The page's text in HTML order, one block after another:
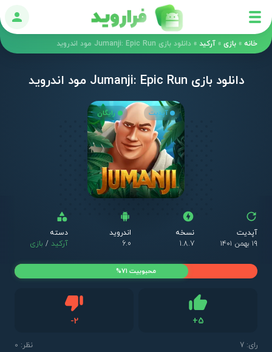
ورود
خانه » بازی » آرکید » دانلود بازی Jumanji: Epic Run مود اندروید
دانلود بازی Jumanji: Epic Run مود اندروید
آپدیت رایگان
آپدیت
۱۹ بهمن ۱۴۰۱
نسخه
1.8.7
اندروید
6.0
دسته
آرکید / بازی
+5
-2دیس لایک
رای: 7 نظر: 0
محبوبیت 71%